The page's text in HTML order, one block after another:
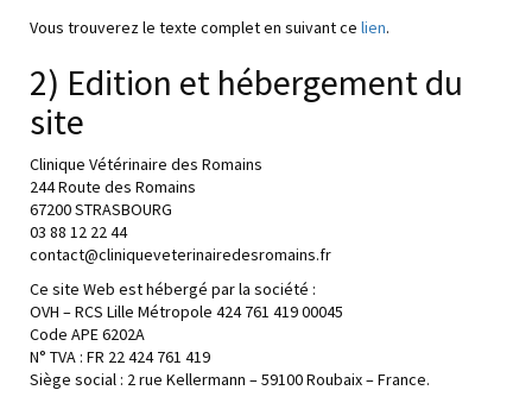
Vous trouverez le texte complet en suivant ce lien.
2) Edition et hébergement du
site
Clinique Vétérinaire des Romains
244 Route des Romains
67200 STRASBOURG
03 88 12 22 44
contact@cliniqueveterinairedesromains.fr
Ce site Web est hébergé par la société :
OVH – RCS Lille Métropole 424 761 419 00045
Code APE 6202A
N° TVA : FR 22 424 761 419
Siège social : 2 rue Kellermann – 59100 Roubaix – France.